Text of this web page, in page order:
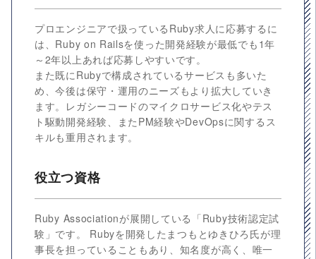
プロエンジニアで扱っているRuby求人に応募するに
は、Ruby on Railsを使った開発経験が最低でも1年
～2年以上あれば応募しやすいです。
また既にRubyで構成されているサービスも多いた
め、今後は保守・運用のニーズもより拡大していき
ます。レガシーコードのマイクロサービス化やテス
ト駆動開発経験、またPM経験やDevOpsに関するス
キルも重用されます。
役立つ資格
Ruby Associationが展開している「Ruby技術認定試
験」です。 Rubyを開発したまつもとゆきひろ氏が理
事長を担っていることもあり、知名度が高く、唯一